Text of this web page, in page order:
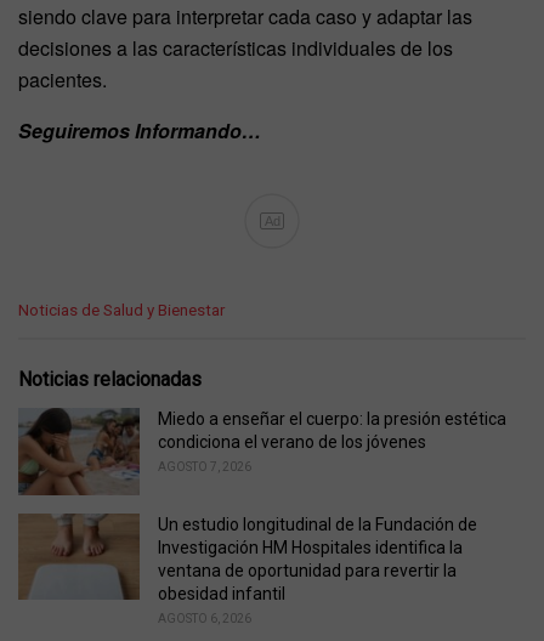
siendo clave para interpretar cada caso y adaptar las
decisiones a las características individuales de los
pacientes.
Seguiremos Informando…
Ad
C
e
r
e
Noticias de Salud y Bienestar
Noticias relacionadas
Miedo a enseñar el cuerpo: la presión estética
condiciona el verano de los jóvenes
AGOSTO 7, 2026
Un estudio longitudinal de la Fundación de
Investigación HM Hospitales identifica la
ventana de oportunidad para revertir la
obesidad infantil
AGOSTO 6, 2026